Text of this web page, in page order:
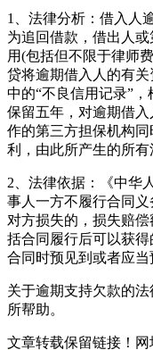
1、法律分析：借入人
为追回借款，借出人
用(包括但不限于律师
贷将逾期借入人的有
中的“不良信用记录”
保留五年，对逾期借
作的第三方担保机构
利，由此所产生的所有
2、法律依据：《中华
事人一方不履行合同
对方损失的，损失赔
括合同履行后可以获
合同时预见到或者应当
关于逾期支持欠款的
所帮助。
文章转载保留链接！网